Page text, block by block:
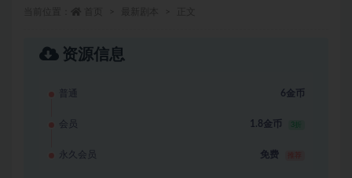
资源信息
普通 6金币
会员 1.8金币 3折
永久会员 免费